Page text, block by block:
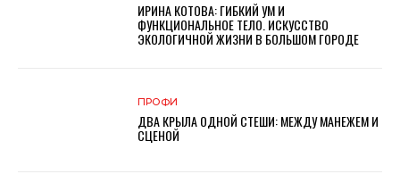
ИРИНА КОТОВА: ГИБКИЙ УМ И
ФУНКЦИОНАЛЬНОЕ ТЕЛО. ИСКУССТВО
ЭКОЛОГИЧНОЙ ЖИЗНИ В БОЛЬШОМ ГОРОДЕ
ПРОФИ
ДВА КРЫЛА ОДНОЙ СТЕШИ: МЕЖДУ МАНЕЖЕМ И
СЦЕНОЙ